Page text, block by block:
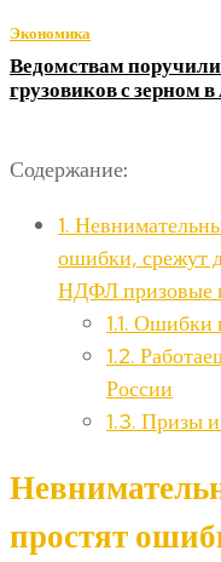
Экономика
Ведомствам
грузовиков с зерном
Содержание:
1.
ошибки, срежут
НДФЛ призовые
1.1. Ошибки
1.2.
России
1.3. Призы
простят